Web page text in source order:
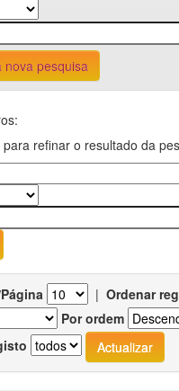
nova pesquisa
para refinar o resultado da
| Ordenar
Por ordem